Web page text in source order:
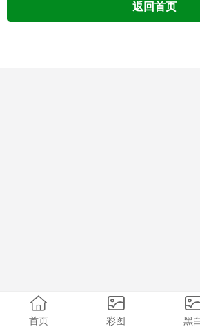
返回首页
首页 彩图 黑